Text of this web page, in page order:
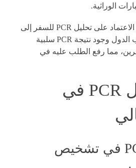
الوراثية.
في الفترة الأخيرة، زاد الاعتماد على تحليل PCR للسفر إلى
الخارج، إذ تشترط أغلب الدول وجود نتيجة PCR سلبية
مما رفع الطلب عليه في
أهمية تحليل PCR في
دور تحليل PCR في تشخيص